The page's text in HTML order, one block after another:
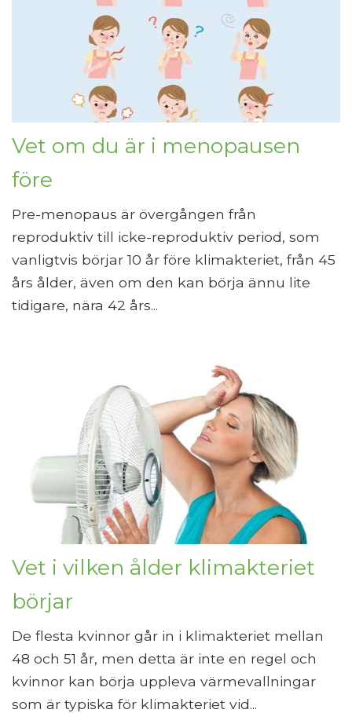
Vet om du är i menopausen
före
Pre-menopaus är övergången från
reproduktiv till icke-reproduktiv period, som
vanligtvis börjar 10 år före klimakteriet, från 45
års ålder, även om den kan börja ännu lite
tidigare, nära 42 års...
Vet i vilken ålder klimakteriet
börjar
De flesta kvinnor går in i klimakteriet mellan
48 och 51 år, men detta är inte en regel och
kvinnor kan börja uppleva värmevallningar
som är typiska för klimakteriet vid...